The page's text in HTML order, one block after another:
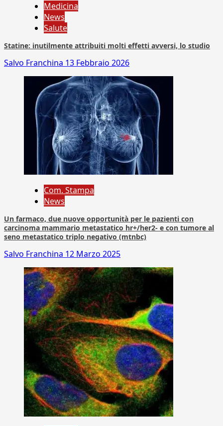
Medicina
News
Salute
Statine: inutilmente attribuiti molti effetti avversi, lo studio
Salvo Franchina 13 Febbraio 2026
Com. Stampa
News
Un farmaco, due nuove opportunità per le pazienti con
carcinoma mammario metastatico hr+/her2- e con tumore al
seno metastatico triplo negativo (mtnbc)
Salvo Franchina 12 Marzo 2025